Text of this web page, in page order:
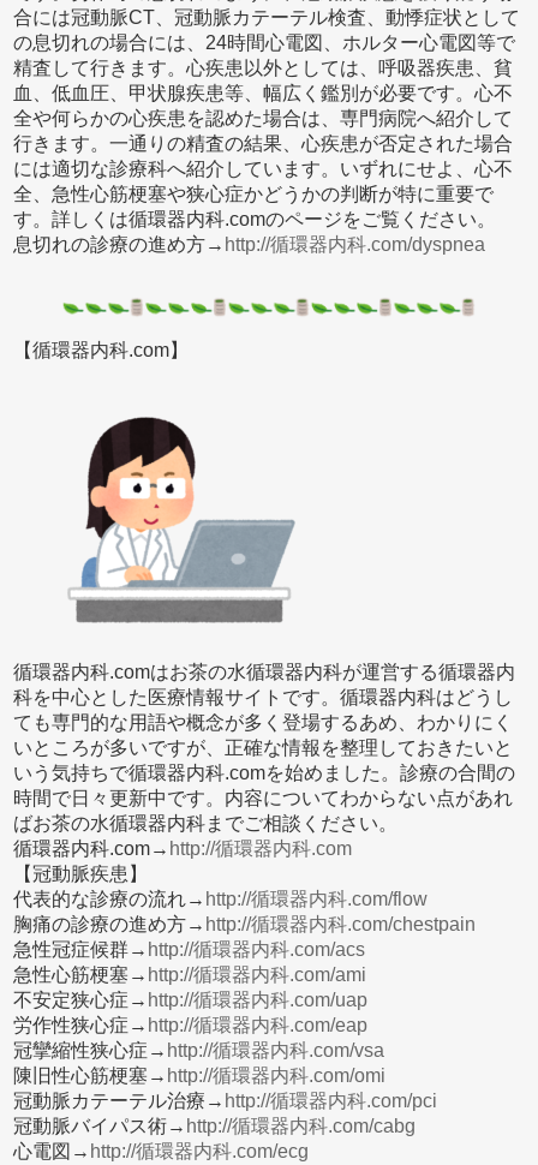
合には冠動脈CT、冠動脈カテーテル検査、動悸症状として
の息切れの場合には、24時間心電図、ホルター心電図等で
精査して行きます。心疾患以外としては、呼吸器疾患、貧
血、低血圧、甲状腺疾患等、幅広く鑑別が必要です。心不
全や何らかの心疾患を認めた場合は、専門病院へ紹介して
行きます。一通りの精査の結果、心疾患が否定された場合
には適切な診療科へ紹介しています。いずれにせよ、心不
全、急性心筋梗塞や狭心症かどうかの判断が特に重要で
す。詳しくは循環器内科.comのページをご覧ください。
息切れの診療の進め方→ http://循環器内科.com/dyspnea
【循環器内科.com】
循環器内科.comはお茶の水循環器内科が運営する循環器内
科を中心とした医療情報サイトです。循環器内科はどうし
ても専門的な用語や概念が多く登場するあめ、わかりにく
いところが多いですが、正確な情報を整理しておきたいと
いう気持ちで循環器内科.comを始めました。診療の合間の
時間で日々更新中です。内容についてわからない点があれ
ばお茶の水循環器内科までご相談ください。
循環器内科.com→ http://循環器内科.com
【冠動脈疾患】
代表的な診療の流れ→ http://循環器内科.com/flow
胸痛の診療の進め方→ http://循環器内科.com/chestpain
急性冠症候群→ http://循環器内科.com/acs
急性心筋梗塞→ http://循環器内科.com/ami
不安定狭心症→ http://循環器内科.com/uap
労作性狭心症→ http://循環器内科.com/eap
冠攣縮性狭心症→ http://循環器内科.com/vsa
陳旧性心筋梗塞→ http://循環器内科.com/omi
冠動脈カテーテル治療→ http://循環器内科.com/pci
冠動脈バイパス術→ http://循環器内科.com/cabg
心電図→ http://循環器内科.com/ecg